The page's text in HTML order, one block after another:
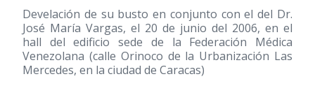
Develación de su busto en conjunto con el del Dr.
José María Vargas, el 20 de junio del 2006, en el
hall del edificio sede de la Federación Médica
Venezolana (calle Orinoco de la Urbanización Las
Mercedes, en la ciudad de Caracas)